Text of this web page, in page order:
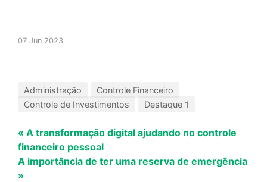
07 Jun 2023
Administração
Controle Financeiro
Controle de Investimentos
Destaque 1
« A transformação digital ajudando no controle
financeiro pessoal
A importância de ter uma reserva de emergência
»